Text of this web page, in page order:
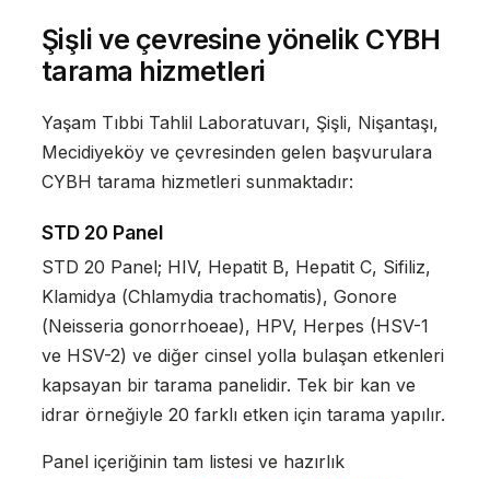
Şişli ve çevresine yönelik CYBH
tarama hizmetleri
Yaşam Tıbbi Tahlil Laboratuvarı, Şişli, Nişantaşı,
Mecidiyeköy ve çevresinden gelen başvurulara
CYBH tarama hizmetleri sunmaktadır:
STD 20 Panel
STD 20 Panel; HIV, Hepatit B, Hepatit C, Sifiliz,
Klamidya (Chlamydia trachomatis), Gonore
(Neisseria gonorrhoeae), HPV, Herpes (HSV-1
ve HSV-2) ve diğer cinsel yolla bulaşan etkenleri
kapsayan bir tarama panelidir. Tek bir kan ve
idrar örneğiyle 20 farklı etken için tarama yapılır.
Panel içeriğinin tam listesi ve hazırlık